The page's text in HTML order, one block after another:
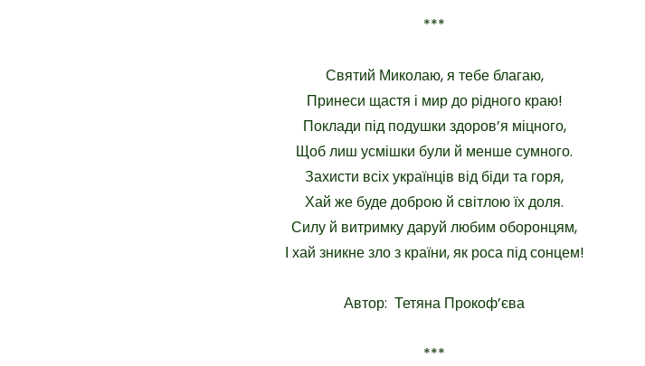
***
Святий Миколаю, я тебе благаю,
Принеси щастя і мир до рідного краю!
Поклади під подушки здоров’я міцного,
Щоб лиш усмішки були й менше сумного.
Захисти всіх українців від біди та горя,
Хай же буде доброю й світлою їх доля.
Силу й витримку даруй любим оборонцям,
І хай зникне зло з країни, як роса під сонцем!
Автор: Тетяна Прокоф’єва
***